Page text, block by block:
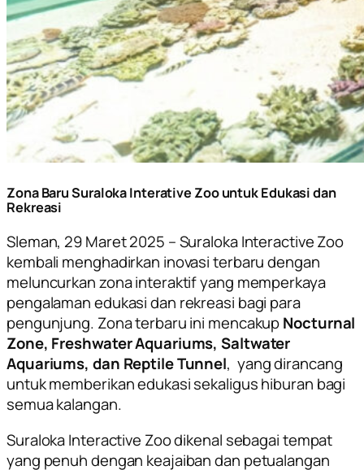
Zona Baru Suraloka Interative Zoo untuk Edukasi dan
Rekreasi
Sleman, 29 Maret 2025 – Suraloka Interactive Zoo
kembali menghadirkan inovasi terbaru dengan
meluncurkan zona interaktif yang memperkaya
pengalaman edukasi dan rekreasi bagi para
pengunjung. Zona terbaru ini mencakupNocturnal
Zone, Freshwater Aquariums, Saltwater
Aquariums, dan Reptile Tunnel, yang dirancang
untuk memberikan edukasi sekaligus hiburan bagi
semua kalangan.
Suraloka Interactive Zoo dikenal sebagai tempat
yang penuh dengan keajaiban dan petualangan